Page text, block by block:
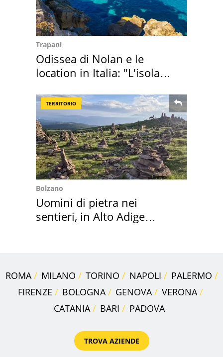
Trapani
Odissea di Nolan e le
location in Italia: "L'isola
TERRITORIO
Bolzano
Uomini di pietra nei
sentieri, in Alto Adige
ROMA MILANO TORINO NAPOLI
PALERMO
FIRENZE
BOLOGNA GENOVA
VERONA
CATANIA
BARI PADOVA
TROVA AZIENDE